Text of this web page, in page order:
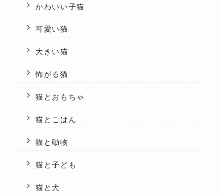
かわいい子猫
可愛い猫
大きい猫
怖がる猫
猫とおもちゃ
猫とごはん
猫と動物
猫と子ども
猫と犬